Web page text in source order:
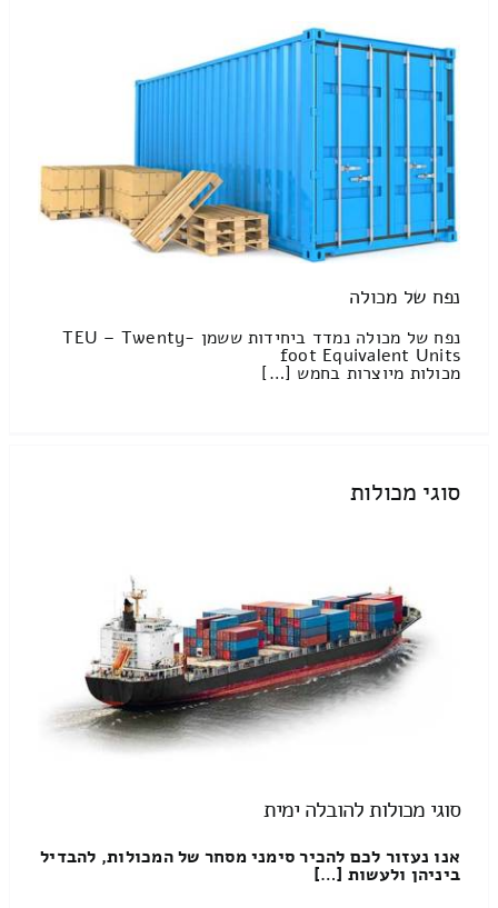
נפח של מכולה
נפח של מכולה נמדד ביחידות ששמן TEU – Twenty-
foot Equivalent Units
מכולות מיוצרות בחמש […]
סוגי מכולות
סוגי מכולות להובלה ימית
אנו נעזור לכם להכיר סימני מסחר של המכולות, להבדיל
ביניהן ולעשות […]